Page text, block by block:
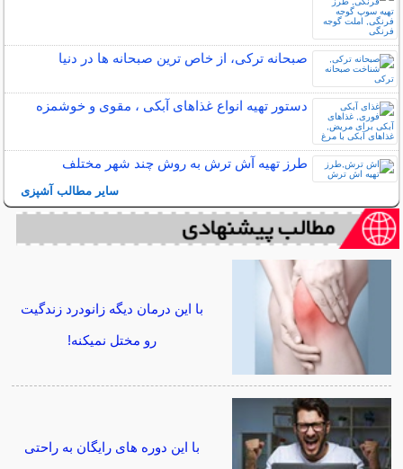
صبحانه ترکی، از خاص ترین صبحانه ها در دنیا
دستور تهیه انواع غذاهای آبکی ، مقوی و خوشمزه
طرز تهیه آش ترش به روش چند شهر مختلف
سایر مطالب آشپزی
با این درمان دیگه زانودرد زندگیت
رو مختل نمیکنه!
با این دوره های رایگان به راحتی